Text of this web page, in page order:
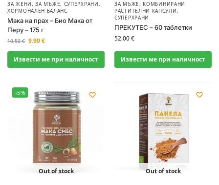
ЗА ЖЕНИ,ЗА МЪЖЕ, СУПЕРХРАНИ,
ХОРМОНАЛЕН БАЛАНС
Мака на прах – Био Мака от
Перу – 175 г
10.50€ 9.90€
Извести ме при наличност
ЗА МЪЖЕ, КОМБИНИРАНИ
РАСТИТЕЛНИ КАПСУЛИ,
СУПЕРХРАНИ
ПРЕКУТЕС – 60 таблетки
52.00€
Извести ме при наличност
-5%
Out of stock Out of stock